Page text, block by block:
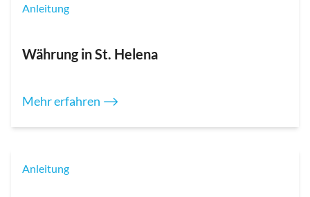
Anleitung
Währung in St. Helena
Mehr erfahren ⟶
Anleitung